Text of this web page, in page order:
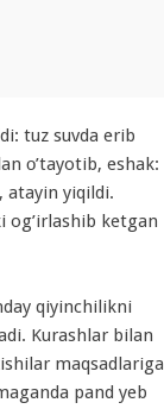
tuz suvda erib
о’tayotib, eshak:
atayin yiqildi.
og’irlashib ketgan
qiyinchilikni
Kurashlar bilan
maqsadlariga
pand yeb